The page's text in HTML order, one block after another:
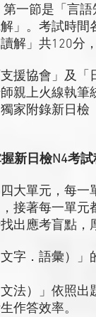
節是「言語
」。考試時
解」共120分
協會」及「
親上火線執
家附錄新日
新日檢N4考
單元，每一
接著每一單
出應考盲點，
文字．語彙）
文法）」依照
效率。